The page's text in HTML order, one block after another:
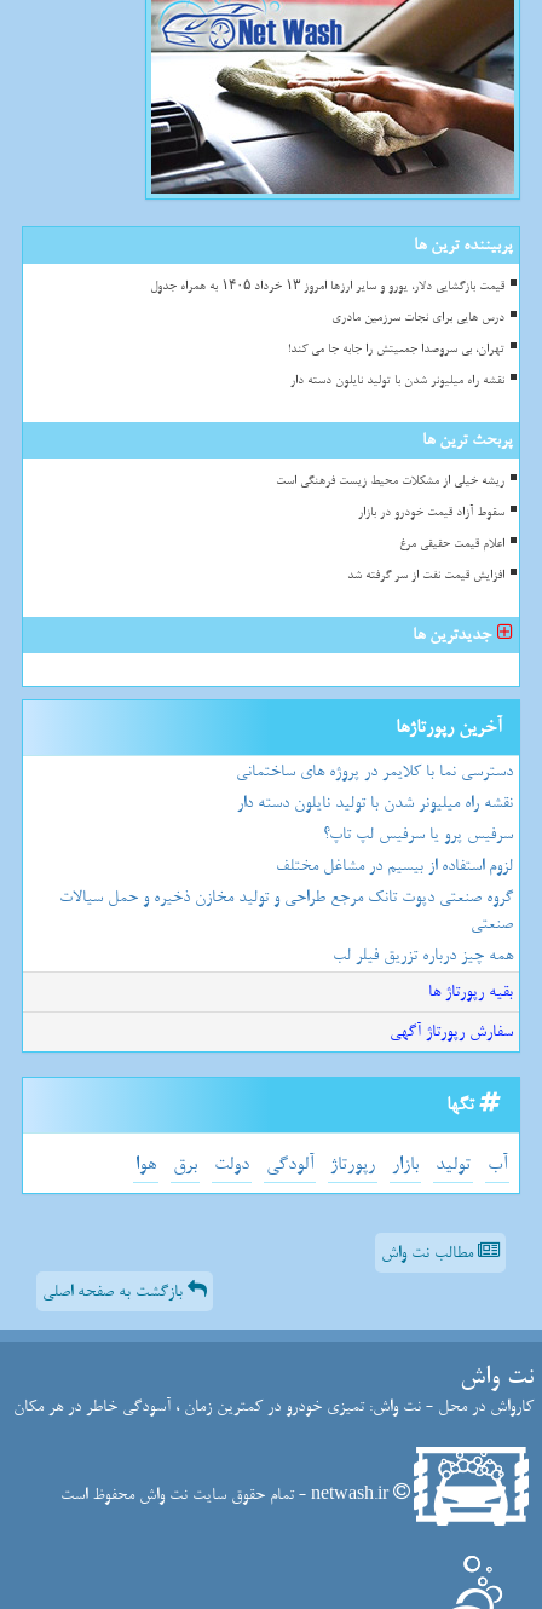
پربیننده ترین ها
قیمت بازگشایی دلار، یورو و سایر ارزها امروز ۱۳ خرداد ۱۴۰۵ به همراه جدول
درس هایی برای نجات سرزمین مادری
تهران، بی سروصدا جمعیتش را جابه جا می کند!
نقشه راه میلیونر شدن با تولید نایلون دسته دار
پربحث ترین ها
ریشه خیلی از مشکلات محیط زیست فرهنگی است
سقوط آزاد قیمت خودرو در بازار
اعلام قیمت حقیقی مرغ
افزایش قیمت نفت از سر گرفته شد
جدیدترین ها
آخرین رپورتاژها
دسترسی نما با کلایمر در پروژه های ساختمانی
نقشه راه میلیونر شدن با تولید نایلون دسته دار
سرفیس پرو یا سرفیس لپ تاپ؟
لزوم استفاده از بیسیم در مشاغل مختلف
گروه صنعتی دپوت تانک مرجع طراحی و تولید مخازن ذخیره و حمل سیالات
صنعتی
همه چیز درباره تزریق فیلر لب
بقیه رپورتاژ ها
سفارش رپورتاژ آگهی
تگها
آب تولید بازار رپورتاژ آلودگی دولت برق هوا
مطالب نت واش
بازگشت به صفحه اصلی
نت واش
کارواش در محل - نت واش: تمیزی خودرو در کمترین زمان ، آسودگی خاطر در هر مکان
netwash.ir - تمام حقوق سایت نت واش محفوظ است